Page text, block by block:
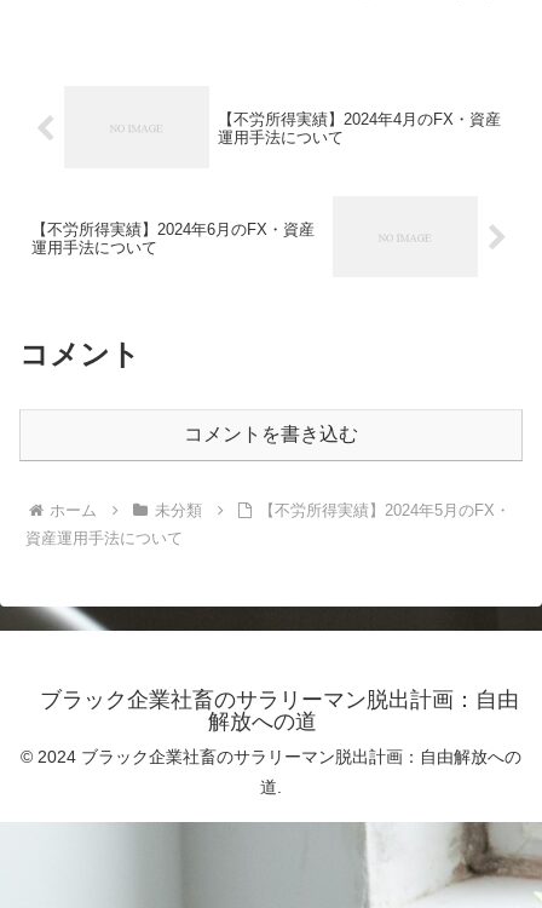
【不労所得実績】2024年4月のFX・資産
運用手法について
【不労所得実績】2024年6月のFX・資産
運用手法について
コメント
コメントを書き込む
ホーム 未分類
【不労所得実績】2024年5月のFX・
資産運用手法について
ブラック企業社畜のサラリーマン脱出計画：自由
解放への道
© 2024 ブラック企業社畜のサラリーマン脱出計画：自由解放への
道.